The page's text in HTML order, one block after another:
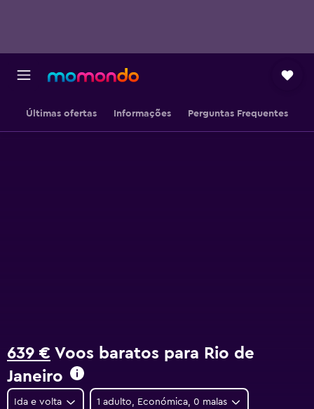
Últimas ofertas Informações Perguntas Frequentes
639 € Voos baratos para Rio de
Janeiro
Ida e volta 1 adulto, Económica, 0 malas